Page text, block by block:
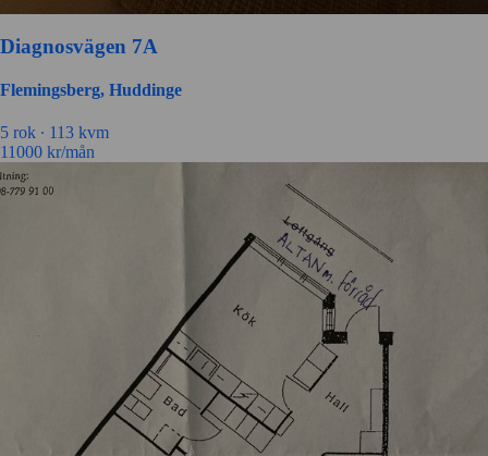
Diagnosvägen 7A
Flemingsberg, Huddinge
5 rok ∙ 113 kvm
11000 kr/mån